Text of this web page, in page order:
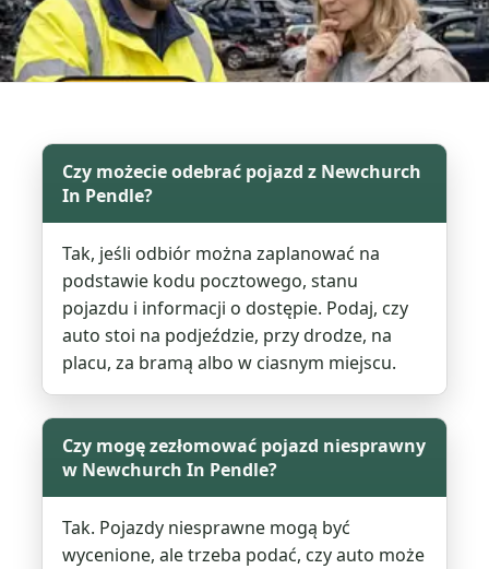
Czy możecie odebrać pojazd z Newchurch
In Pendle?
Tak, jeśli odbiór można zaplanować na
podstawie kodu pocztowego, stanu
pojazdu i informacji o dostępie. Podaj, czy
auto stoi na podjeździe, przy drodze, na
placu, za bramą albo w ciasnym miejscu.
Czy mogę zezłomować pojazd niesprawny
w Newchurch In Pendle?
Tak. Pojazdy niesprawne mogą być
wycenione, ale trzeba podać, czy auto może